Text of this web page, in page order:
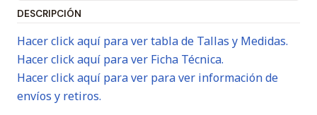
DESCRIPCIÓN
Hacer click aquí para ver tabla de Tallas y Medidas.
Hacer click aquí para ver Ficha Técnica.
Hacer click aquí para ver para ver información de
envíos y retiros.